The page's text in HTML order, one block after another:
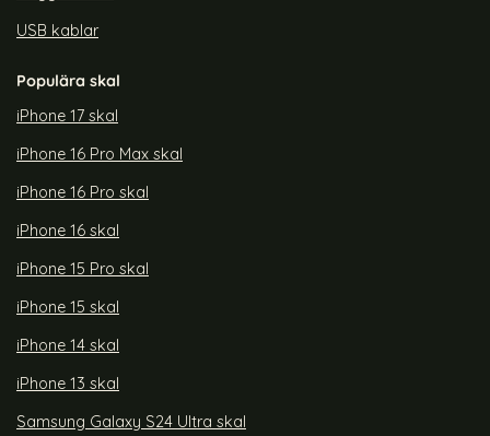
USB kablar
Populära skal
iPhone 17 skal
iPhone 16 Pro Max skal
iPhone 16 Pro skal
iPhone 16 skal
iPhone 15 Pro skal
iPhone 15 skal
iPhone 14 skal
iPhone 13 skal
Samsung Galaxy S24 Ultra skal